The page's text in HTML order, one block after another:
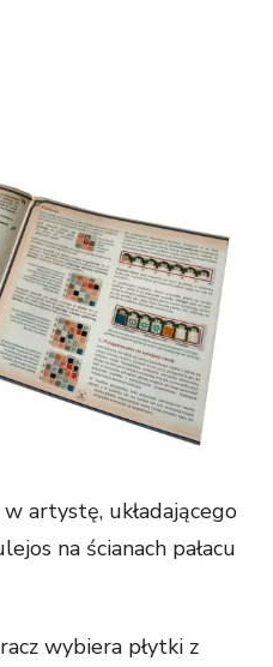
artystę, układającego
na ścianach pałacu
wybiera płytki z